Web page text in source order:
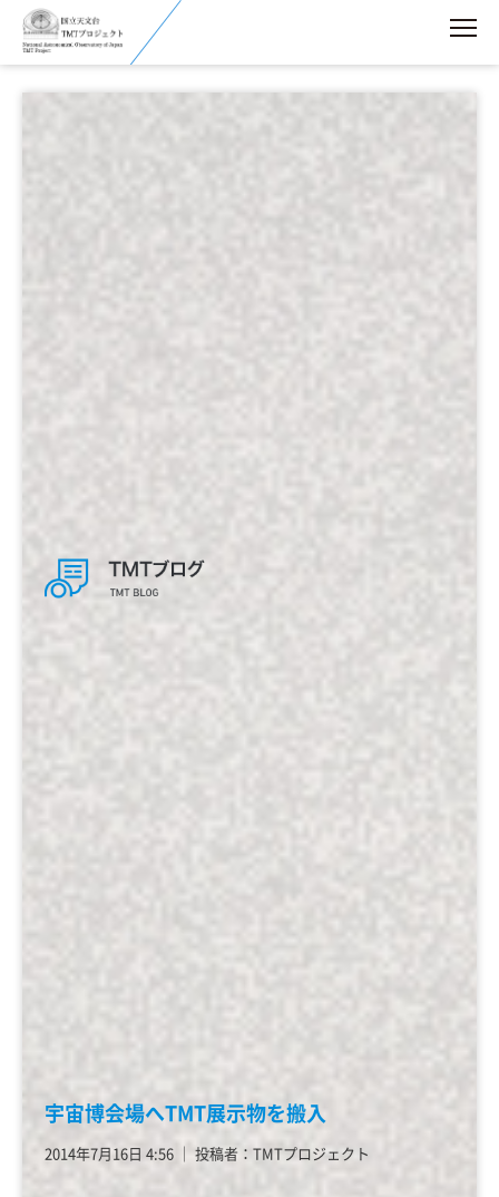
宇宙博会場へTMT展示物を搬入
2014年7月16日 4:56 │ 投稿者：TMTプロジェクト